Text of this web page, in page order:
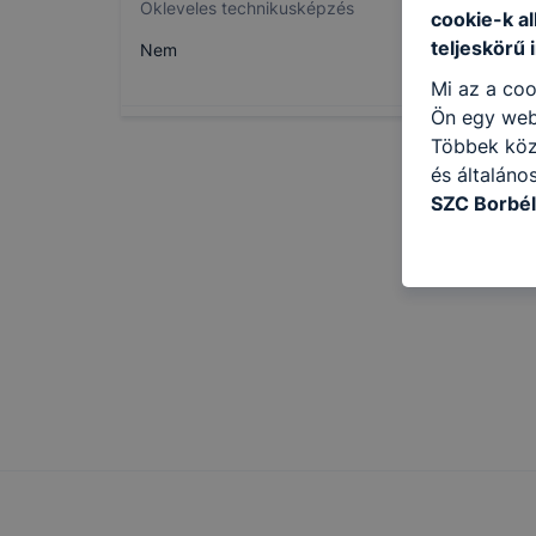
Okleveles technikusképzés
Nem
cookie-k
teljeskörű
Mi az a
Ön egy
Többek
és
SZC
használja
látogatja,